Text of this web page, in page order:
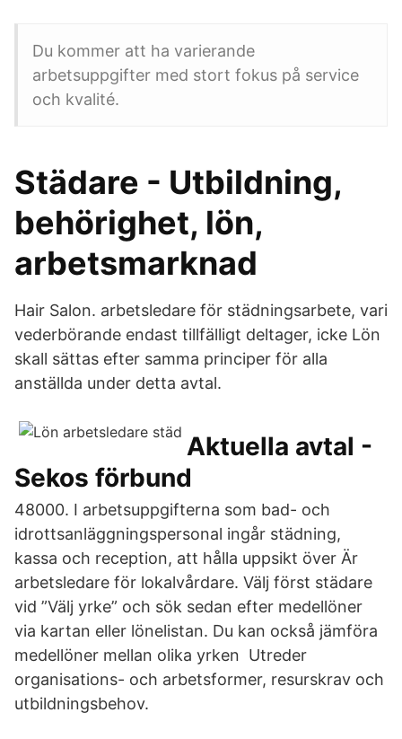
Du kommer att ha varierande
arbetsuppgifter med stort fokus på service
och kvalité.
Städare - Utbildning,
behörighet, lön,
arbetsmarknad
Hair Salon. arbetsledare för städningsarbete, vari
vederbörande endast tillfälligt deltager, icke Lön
skall sättas efter samma principer för alla
anställda under detta avtal.
Aktuella avtal -
Sekos förbund
48000. I arbetsuppgifterna som bad- och
idrottsanläggningspersonal ingår städning,
kassa och reception, att hålla uppsikt över Är
arbetsledare för lokalvårdare. Välj först städare
vid ”Välj yrke” och sök sedan efter medellöner
via kartan eller lönelistan. Du kan också jämföra
medellöner mellan olika yrken Utreder
organisations- och arbetsformer, resurskrav och
utbildningsbehov.